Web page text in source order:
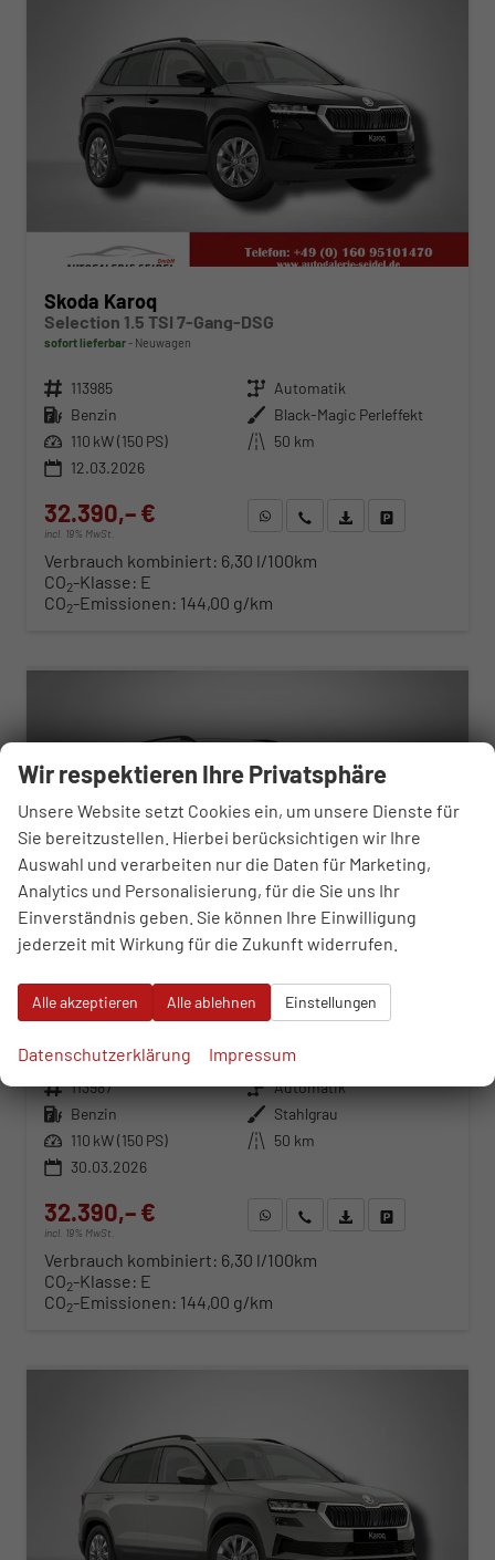
Skoda Karoq
Selection 1.5 TSI 7-Gang-DSG
sofort lieferbar Neuwagen
Fahrzeugnr. 113985 Getriebe Automatik
Kraftstoff Benzin Außenfarbe Black-Magic Perleffekt
Leistung 110 kW (150 PS) Kilometerstand 50 km
12.03.2026
32.390,– €
incl. 19% MwSt.
WhatsApp anfragen
Wir rufen Sie anFahrzeugexposé (PDF)
Verbrauch kombiniert: 6,30 l/100km
CO2-Klasse: E
CO2-Emissionen: 144,00 g/km
Skoda Karoq
Selection 1.5 TSI 7-Gang-DSG
Fahrzeugnr. 113987 Getriebe Automatik
Kraftstoff Benzin Außenfarbe Stahlgrau
Leistung 110 kW (150 PS) Kilometerstand 50 km
30.03.2026
32.390,– €
incl. 19% MwSt.
WhatsApp anfragen
Wir rufen Sie anFahrzeugexposé (PDF)
Verbrauch kombiniert: 6,30 l/100km
CO2-Klasse: E
CO2-Emissionen: 144,00 g/km
Wir respektieren Ihre Privatsphäre
Unsere Website setzt Cookies ein, um unsere Dienste für
Sie bereitzustellen. Hierbei berücksichtigen wir Ihre
Auswahl und verarbeiten nur die Daten für Marketing,
Analytics und Personalisierung, für die Sie uns Ihr
Einverständnis geben. Sie können Ihre Einwilligung
jederzeit mit Wirkung für die Zukunft widerrufen.
Alle akzeptieren Alle ablehnen Einstellungen
Datenschutzerklärung Impressum